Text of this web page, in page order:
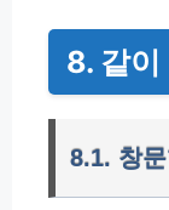
8. 같이
8.1. 창